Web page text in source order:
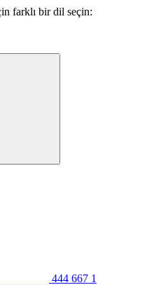
farklı bir dil seçin:
444 667 1